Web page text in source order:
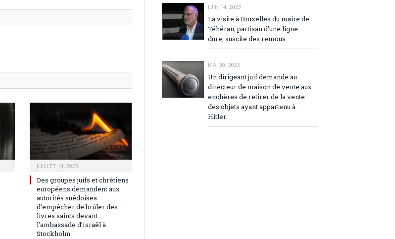
JUILLET 14, 2023
Des groupes juifs et chrétiens
européens demandent aux
autorités suédoises
d’empêcher de brûler des
livres saints devant
l’ambassade d’Israël à
Stockholm
JUIN 14, 2023
La visite à Bruxelles du maire de
Téhéran, partisan d’une ligne
dure, suscite des remous
MAI 30, 2023
Un dirigeant juif demande au
directeur de maison de vente aux
enchères de retirer de la vente
des objets ayant appartenu à
Hitler